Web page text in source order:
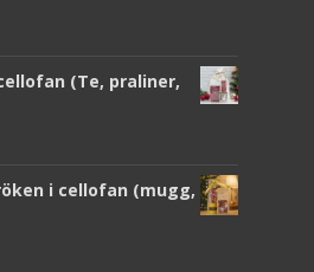
(Te, praliner,
i cellofan (mugg,